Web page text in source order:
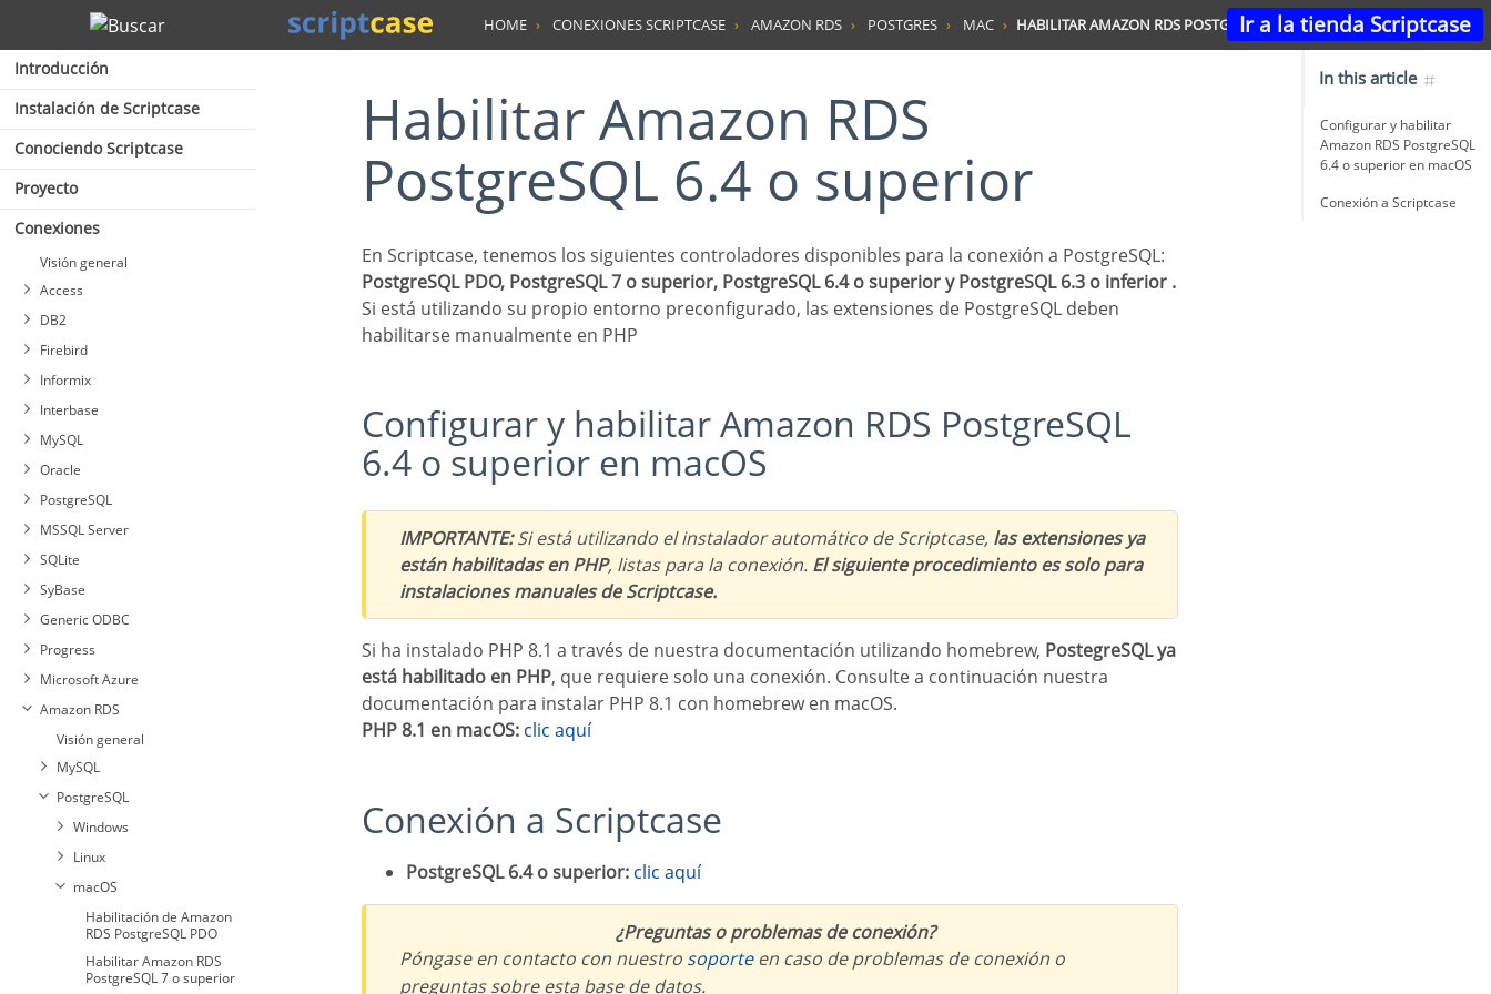
Ir a la tienda Scriptcase
Buscar
Introducción
Instalación de Scriptcase
Conociendo Scriptcase
Proyecto
Conexiones
Visión general
Access
DB2
Firebird
Informix
Interbase
MySQL
Oracle
PostgreSQL
MSSQL Server
SQLite
SyBase
Generic ODBC
Progress
Microsoft Azure
Habilitar Azure MySQLi
Habilitar Azure MySQL
PDO
MySQL
PostgreSQL PDO
Habilitación de Azure
PostgreSQL 7 o superior
Habilitación de Azure
PostgreSQL 6.4 o superior
Amazon RDS
Visión general
MySQL
MySQLi
Habilitar Amazon RDS
MySQL PDO
Conexión a Amazon RDS
MySQL
PostgreSQL
Windows
Linux
macOS
Habilitación de Amazon
RDS PostgreSQL PDO
Habilitar Amazon RDS
PostgreSQL 7 o superior
HOME CONEXIONES SCRIPTCASE AMAZON RDS POSTGRES MAC HABILITAR AMAZON RDS POSTGRESQL 6.4 O SUPERIOR
Habilitar Amazon RDS
PostgreSQL 6.4 o superior
En Scriptcase, tenemos los siguientes controladores disponibles para la conexión a PostgreSQL:
PostgreSQL PDO, PostgreSQL 7 o superior, PostgreSQL 6.4 o superior y PostgreSQL 6.3 o inferior .
Si está utilizando su propio entorno preconfigurado, las extensiones de PostgreSQL deben
habilitarse manualmente en PHP
Configurar y habilitar Amazon RDS PostgreSQL
6.4 o superior en macOS
IMPORTANTE:Si está utilizando el instalador automático de Scriptcase, las extensiones ya
están habilitadas en PHP, listas para la conexión. El siguiente procedimiento es solo para
instalaciones manuales de Scriptcase.
Si ha instalado PHP 8.1 a través de nuestra documentación utilizando homebrew, PostegreSQL ya
está habilitado en PHP, que requiere solo una conexión. Consulte a continuación nuestra
documentación para instalar PHP 8.1 con homebrew en macOS.
PHP 8.1 en macOS: clic aquí
Conexión a Scriptcase
PostgreSQL 6.4 o superior: clic aquí
¿Preguntas o problemas de conexión?
Póngase en contacto con nuestro soporteen caso de problemas de conexión o
preguntas sobre esta base de datos.
In this article
Configurar y habilitar
Amazon RDS PostgreSQL
6.4 o superior en macOS
Conexión a Scriptcase